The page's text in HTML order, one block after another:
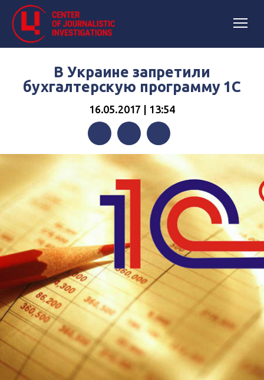
В Украине запретили
бухгалтерскую программу 1С
16.05.2017 | 13:54
FacebookTwitterTelegram